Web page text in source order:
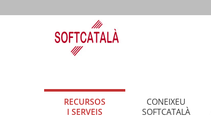
RECURSOS
I SERVEIS
CONEIXEU
SOFTCATALÀ